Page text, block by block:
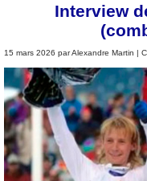
Interview
15 mars 2026 par Alexandre Martin |